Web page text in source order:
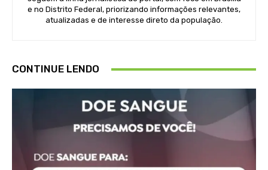
e no Distrito Federal, priorizando informações relevantes,
atualizadas e de interesse direto da população.
CONTINUE LENDO